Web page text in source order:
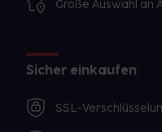
Große Auswahl an
Sicher einkaufen
SSL-